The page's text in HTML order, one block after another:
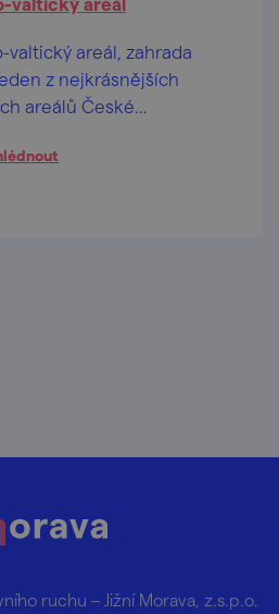
valtický areál, zahrada
z nejkrásnějších
areálů České
ztvárněná krajina na
ruchu – Jižní Morava, z.s.p.o.